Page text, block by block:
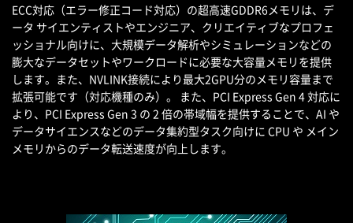
ECC対応（エラー修正コード対応）の超高速GDDR6メモリは、デ
ータ サイエンティストやエンジニア、クリエイティブなプロフェ
ッショナル向けに、大規模データ解析やシミュレーションなどの
膨大なデータセットやワークロードに必要な大容量メモリを提供
します。また、NVLINK接続により最大2GPU分のメモリ容量まで
拡張可能です（対応機種のみ）。 また、PCI Express Gen 4 対応に
より、PCI Express Gen 3 の 2 倍の帯域幅を提供することで、AI や
データサイエンスなどのデータ集約型タスク向けに CPU や メイン
メモリからのデータ転送速度が向上します。